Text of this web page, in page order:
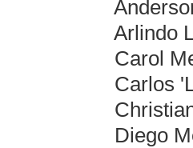
Anderson
Arlindo Lopes
Carol Meirelles
Carlos
Christiano
Diego Mendes